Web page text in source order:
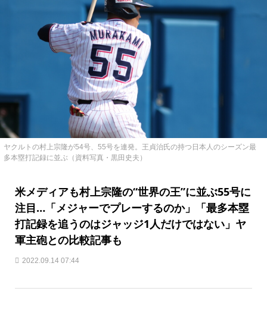
ヤクルトの村上宗隆が54号、55号を連発。王貞治氏の持つ日本人のシーズン最
多本塁打記録に並ぶ（資料写真・黒田史夫）
米メディアも村上宗隆の“世界の王”に並ぶ55号に
注目…「メジャーでプレーするのか」「最多本塁
打記録を追うのはジャッジ1人だけではない」ヤ
軍主砲との比較記事も
2022.09.14 07:44